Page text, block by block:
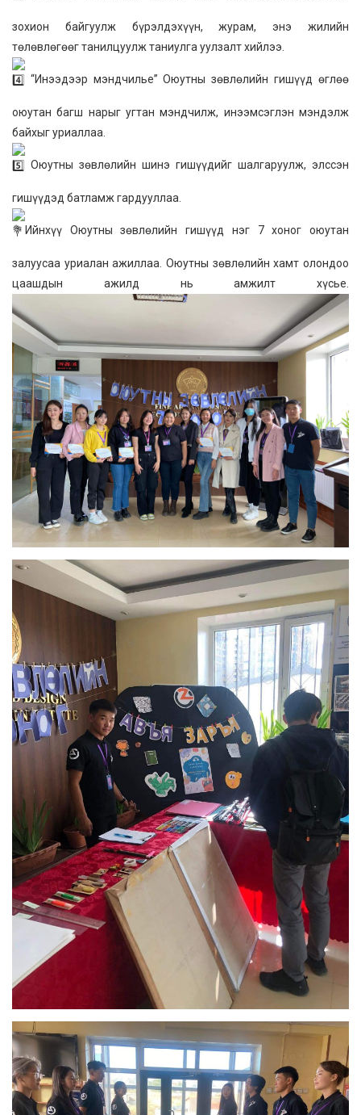
зохион байгуулж бүрэлдэхүүн, журам, энэ жилийн
төлөвлөгөөг танилцуулж таниулга уулзалт хийлээ.
“Инээдээр мэндчилье” Оюутны зөвлөлийн гишүүд өглөө
оюутан багш нарыг угтан мэндчилж, инээмсэглэн мэндэлж
байхыг уриаллаа.
Оюутны зөвлөлийн шинэ гишүүдийг шалгаруулж, элссэн
гишүүдэд батламж гардууллаа.
Ийнхүү Оюутны зөвлөлийн гишүүд нэг 7 хоног оюутан
залуусаа уриалан ажиллаа. Оюутны зөвлөлийн хамт олондоо
цаашдын ажилд нь амжилт хүсье.